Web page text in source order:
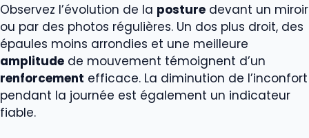
Observez l’évolution de la posture devant un miroir
ou par des photos régulières. Un dos plus droit, des
épaules moins arrondies et une meilleure
amplitude de mouvement témoignent d’un
renforcement efficace. La diminution de l’inconfort
pendant la journée est également un indicateur
fiable.